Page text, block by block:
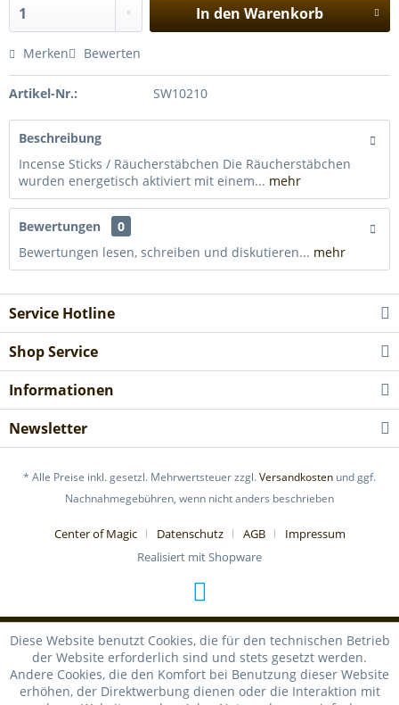
In den Warenkorb
Merken Bewerten
Artikel-Nr.: SW10210
Beschreibung
Incense Sticks / Räucherstäbchen Die Räucherstäbchen
wurden energetisch aktiviert mit einem... mehr
Bewertungen
0
Bewertungen lesen, schreiben und diskutieren... mehr
Service Hotline
Shop Service
Informationen
Newsletter
* Alle Preise inkl. gesetzl. Mehrwertsteuer zzgl.Versandkosten und ggf.
Nachnahmegebühren, wenn nicht anders beschrieben
Center of Magic Datenschutz AGB
Impressum
Realisiert mit Shopware
Diese Website benutzt Cookies, die für den technischen Betrieb
der Website erforderlich sind und stets gesetzt werden.
Andere Cookies, die den Komfort bei Benutzung dieser Website
erhöhen, der Direktwerbung dienen oder die Interaktion mit